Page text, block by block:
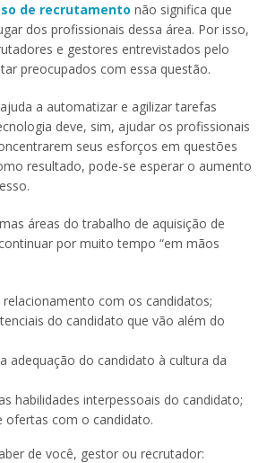
de recrutamento não significa que
dos profissionais dessa área. Por isso,
e gestores entrevistados pelo
preocupados com essa questão.
a automatizar e agilizar tarefas
deve, sim, ajudar os profissionais
seus esforços em questões
resultado, pode-se esperar o aumento
áreas do trabalho de aquisição de
por muito tempo “em mãos
com os candidatos;
do candidato que vão além do
adequação do candidato à cultura da
habilidades interpessoais do candidato;
ofertas com o candidato.
de você, gestor ou recrutador: